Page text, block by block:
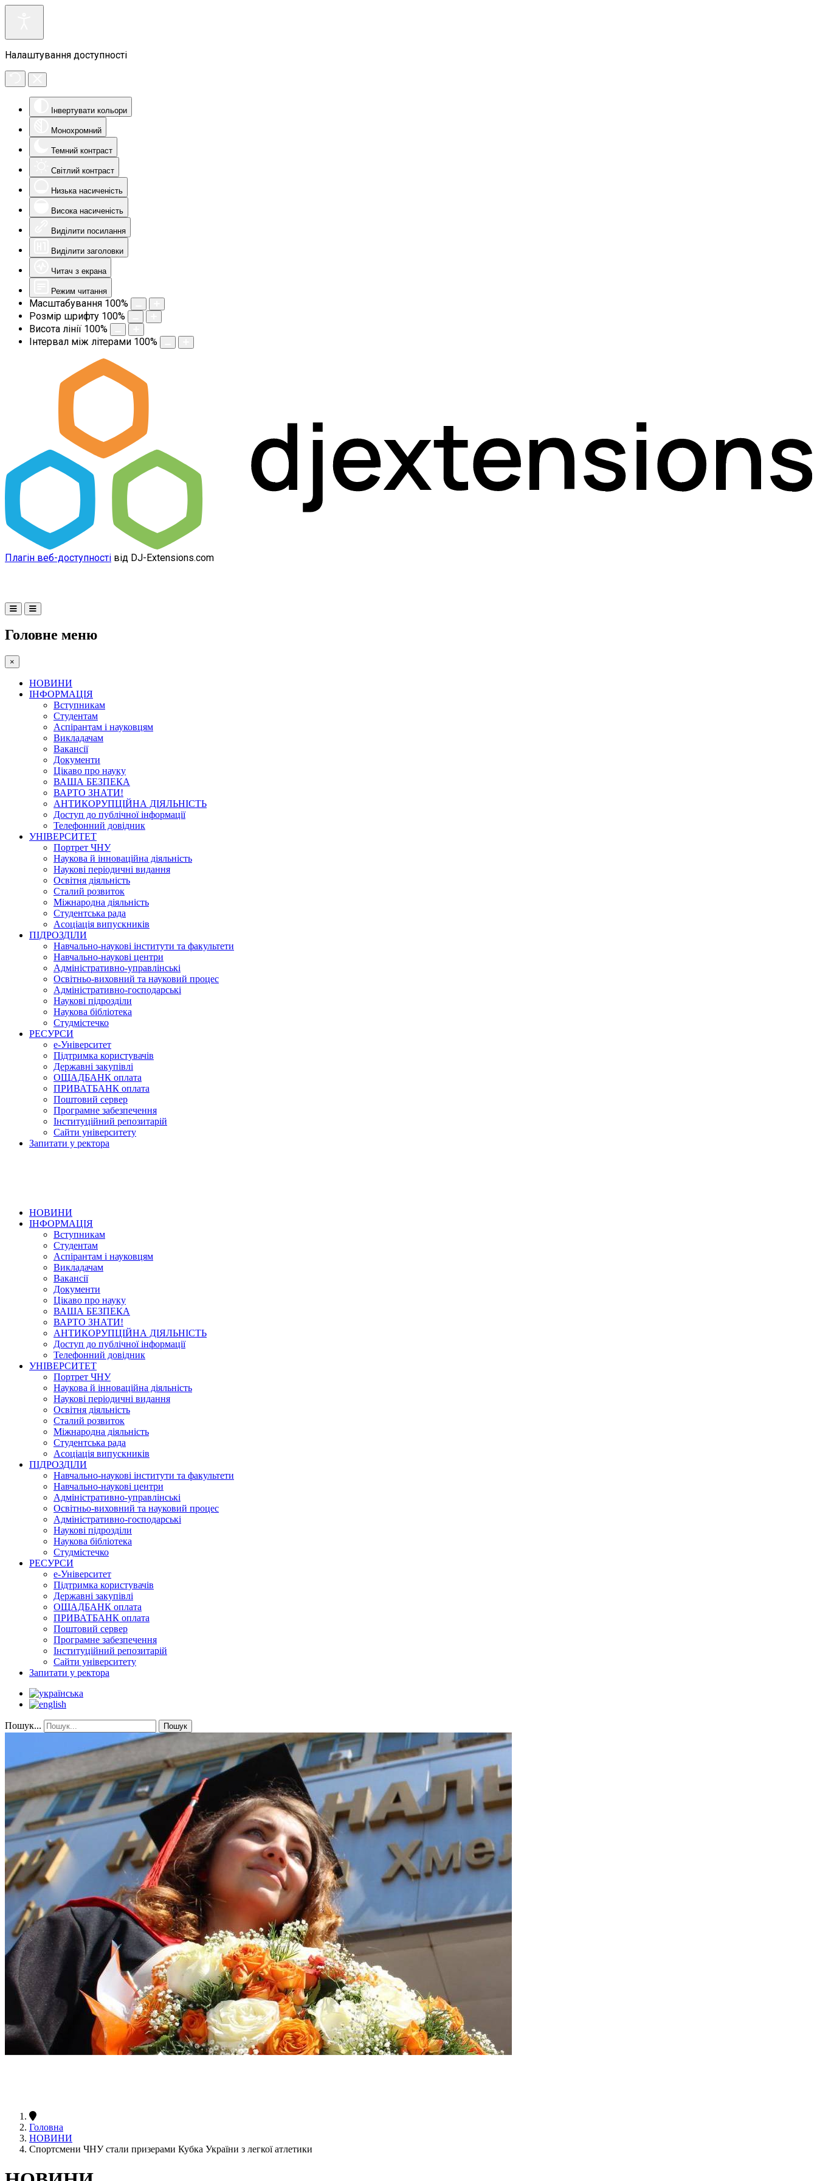
Налаштування доступності
Інвертувати кольори
Монохромний
Темний контраст
Світлий контраст
Низька насиченість
Висока насиченість
Виділити посилання
Виділити заголовки
Читач з екрана
Режим читання
Масштабування 100%
Розмір шрифту 100%
Висота лінії 100%
Інтервал між літерами 100%
Плагін веб-доступності від DJ-Extensions.com
Головне меню
×
НОВИНИ
ІНФОРМАЦІЯ
Вступникам
Студентам
Аспірантам і науковцям
Викладачам
Вакансії
Документи
Цікаво про науку
ВАША БЕЗПЕКА
ВАРТО ЗНАТИ!
АНТИКОРУПЦІЙНА ДІЯЛЬНІСТЬ
Доступ до публічної інформації
Телефонний довідник
УНІВЕРСИТЕТ
Портрет ЧНУ
Наукова й інноваційна діяльність
Наукові періодичні видання
Освітня діяльність
Сталий розвиток
Міжнародна діяльність
Студентська рада
Асоціація випускників
ПІДРОЗДІЛИ
Навчально-наукові інститути та факультети
Навчально-наукові центри
Адміністративно-управлінські
Освітньо-виховний та науковий процес
Адміністративно-господарські
Наукові підрозділи
Наукова бібліотека
Студмістечко
РЕСУРСИ
е-Університет
Підтримка користувачів
Державні закупівлі
ОЩАДБАНК оплата
ПРИВАТБАНК оплата
Поштовий сервер
Програмне забезпечення
Інституційний репозитарій
Сайти університету
Запитати у ректора
НОВИНИ
ІНФОРМАЦІЯ
Вступникам
Студентам
Аспірантам і науковцям
Викладачам
Вакансії
Документи
Цікаво про науку
ВАША БЕЗПЕКА
ВАРТО ЗНАТИ!
АНТИКОРУПЦІЙНА ДІЯЛЬНІСТЬ
Доступ до публічної інформації
Телефонний довідник
УНІВЕРСИТЕТ
Портрет ЧНУ
Наукова й інноваційна діяльність
Наукові періодичні видання
Освітня діяльність
Сталий розвиток
Міжнародна діяльність
Студентська рада
Асоціація випускників
ПІДРОЗДІЛИ
Навчально-наукові інститути та факультети
Навчально-наукові центри
Адміністративно-управлінські
Освітньо-виховний та науковий процес
Адміністративно-господарські
Наукові підрозділи
Наукова бібліотека
Студмістечко
РЕСУРСИ
е-Університет
Підтримка користувачів
Державні закупівлі
ОЩАДБАНК оплата
ПРИВАТБАНК оплата
Поштовий сервер
Програмне забезпечення
Інституційний репозитарій
Сайти університету
Запитати у ректора
Пошук... Пошук
Головна
НОВИНИ
Спортсмени ЧНУ стали призерами Кубка України з легкої атлетики